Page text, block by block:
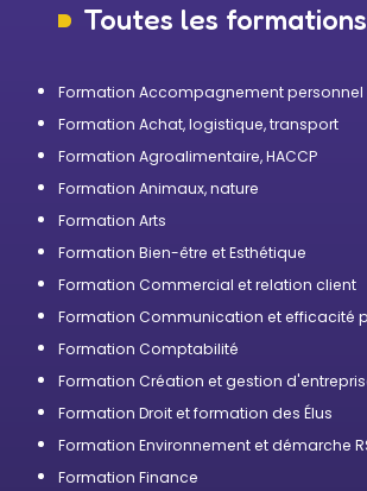
Toutes les formations
Formation Accompagnement personnel
Formation Achat, logistique, transport
Formation Agroalimentaire, HACCP
Formation Animaux, nature
Formation Arts
Formation Bien-être et Esthétique
Formation Commercial et relation client
Formation Communication et efficacité
Formation Comptabilité
Formation Création et gestion
Formation Droit et formation des Élus
Formation Environnement et démarche
Formation Finance